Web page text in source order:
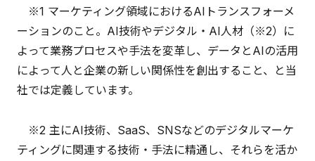
※1 マーケティング領域におけるAIトランスフォーメ
ーションのこと。AI技術やデジタル・AI人材（※2）に
よって業務プロセスや手法を変革し、データとAIの活用
によって人と企業の新しい関係性を創出すること、と当
社では定義しています。
※2 主にAI技術、SaaS、SNSなどのデジタルマーケ
ティングに関連する技術・手法に精通し、それらを活か